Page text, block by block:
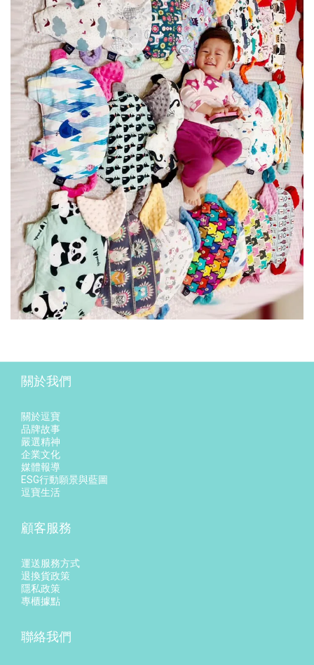
關於我們
關於逗寶
品牌故事
嚴選精神
企業文化
媒體報導
ESG行動願景與藍圖
逗寶生活
顧客服務
運送服務方式
退換貨政策
隱私政策
專櫃據點
聯絡我們